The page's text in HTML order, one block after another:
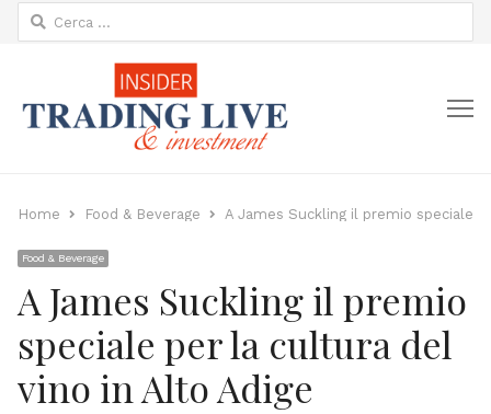
Ricerca
per:
Home Food & Beverage A James Suckling il premio speciale
Food & Beverage
A James Suckling il premio
speciale per la cultura del
vino in Alto Adige